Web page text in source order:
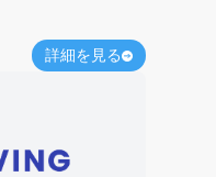
詳細を見る